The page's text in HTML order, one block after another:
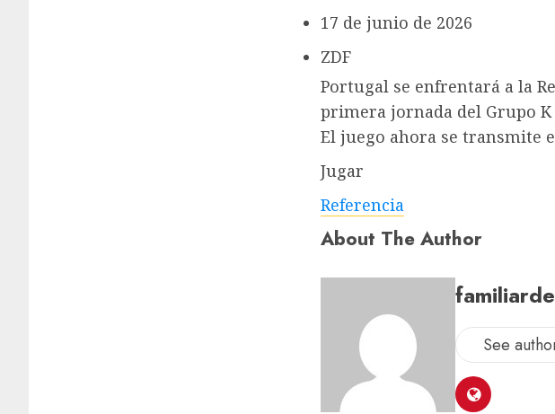
17 de junio de 2026
ZDF
Portugal se enfrentará a la
primera jornada del Grupo
El juego ahora se transmite
Jugar
Referencia
About The Author
See